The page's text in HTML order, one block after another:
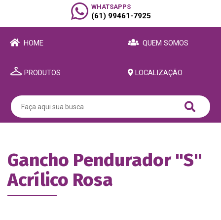
WHATSAPPS
(61) 99461-7925
HOME QUEM SOMOS
PRODUTOS LOCALIZAÇÃO
Gancho Pendurador "S"
Acrílico Rosa